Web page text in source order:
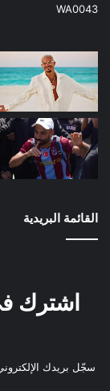
القائمة البريدية
اشترك
سجّل بريدك الإلكتروني